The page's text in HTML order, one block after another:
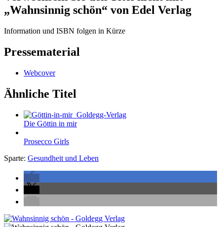
„Wahnsinnig schön“ von Edel Verlag
Information und ISBN folgen in Kürze
Pressematerial
Webcover
Ähnliche Titel
Die Göttin in mir
Prosecco Girls
Sparte: Gesundheit und Leben
Seitenleiste